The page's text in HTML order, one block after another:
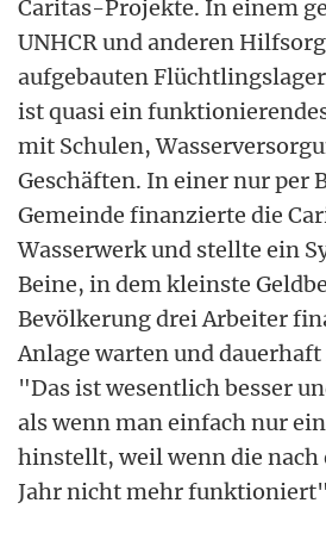
Caritas-Projekte. In einem
UNHCR und anderen
aufgebauten
ist quasi ein
mit Schulen,
Geschäften. In einer nur per
Gemeinde finanzierte die
Wasserwerk und stellte ein
Beine, in dem kleinste
Bevölkerung drei Arbeiter
Anlage warten und
"Das ist wesentlich besser
als wenn man einfach nur
hinstellt, weil wenn die nach
Jahr nicht mehr